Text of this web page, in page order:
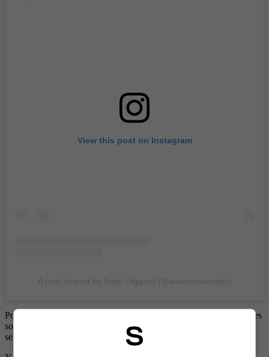
View this post on Instagram
Por otra parte, esta mujer no es solo toda una celebridad en las redes
sociales anteriormente mencionadas, en TikTok es una bomba de
sensualidad.